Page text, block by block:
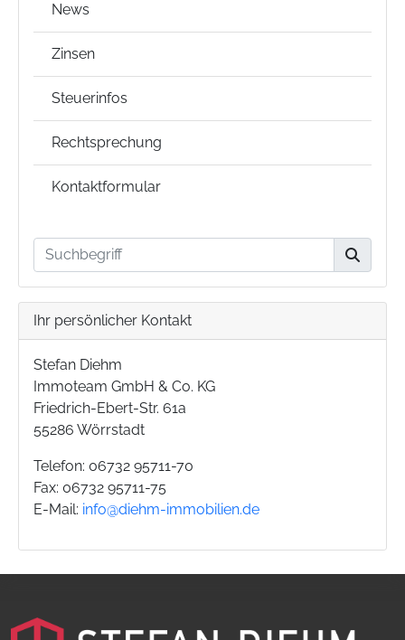
News
Zinsen
Steuerinfos
Rechtsprechung
Kontaktformular
Ihr persönlicher Kontakt
Stefan Diehm
Immoteam GmbH & Co. KG
Friedrich-Ebert-Str. 61a
55286 Wörrstadt
Telefon: 06732 95711-70
Fax: 06732 95711-75
E-Mail: info@diehm-immobilien.de